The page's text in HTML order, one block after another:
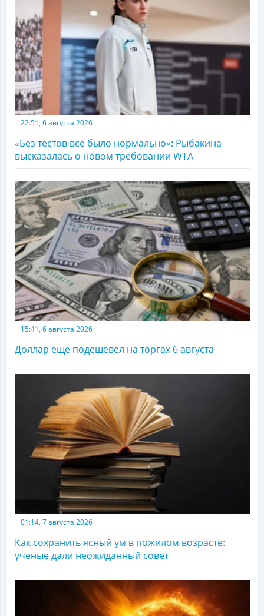
22:51, 6 августа 2026
«Без тестов все было нормально»: Рыбакина
высказалась о новом требовании WTA
15:41, 6 августа 2026
Доллар еще подешевел на торгах 6 августа
01:14, 7 августа 2026
Как сохранить ясный ум в пожилом возрасте:
ученые дали неожиданный совет